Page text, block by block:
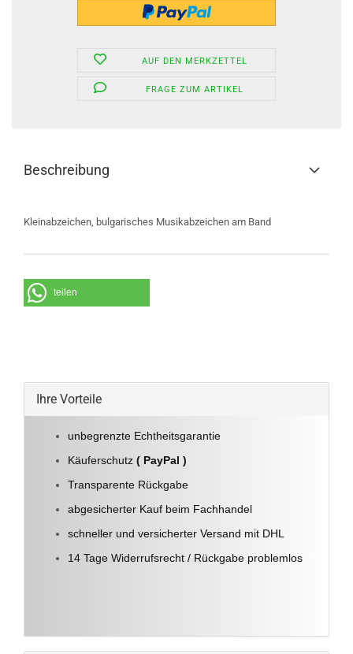
AUF DEN MERKZETTEL
FRAGE ZUM ARTIKEL
Beschreibung
Kleinabzeichen, bulgarisches Musikabzeichen am Band
teilen
Ihre Vorteile
unbegrenzte Echtheitsgarantie
Käuferschutz ( PayPal )
Transparente Rückgabe
abgesicherter Kauf beim Fachhandel
schneller und versicherter Versand mit DHL
14 Tage Widerrufsrecht / Rückgabe problemlos